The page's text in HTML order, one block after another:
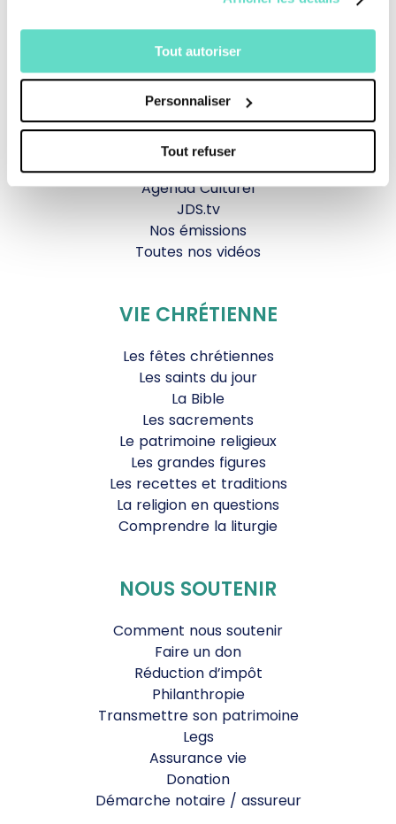
Tout autoriser
Personnaliser
Tout refuser
La messe
Magazine Le Jour du Seigneur
Documentaires
Parole Inattendue
Tous Frères
Générations Laudato Si’
Agenda Culturel
JDS.tv
Nos émissions
Toutes nos vidéos
VIE CHRÉTIENNE
Les fêtes chrétiennes
Les saints du jour
La Bible
Les sacrements
Le patrimoine religieux
Les grandes figures
Les recettes et traditions
La religion en questions
Comprendre la liturgie
NOUS SOUTENIR
Comment nous soutenir
Faire un don
Réduction d’impôt
Philanthropie
Transmettre son patrimoine
Legs
Assurance vie
Donation
Démarche notaire / assureur